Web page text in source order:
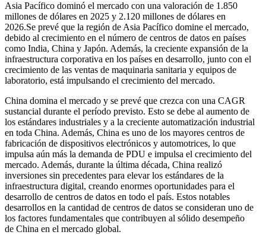
Asia Pacífico dominó el mercado con una valoración de 1.850
millones de dólares en 2025 y 2.120 millones de dólares en
2026.Se prevé que la región de Asia Pacífico domine el mercado,
debido al crecimiento en el número de centros de datos en países
como India, China y Japón. Además, la creciente expansión de la
infraestructura corporativa en los países en desarrollo, junto con el
crecimiento de las ventas de maquinaria sanitaria y equipos de
laboratorio, está impulsando el crecimiento del mercado.
China domina el mercado y se prevé que crezca con una CAGR
sustancial durante el período previsto. Esto se debe al aumento de
los estándares industriales y a la creciente automatización industrial
en toda China. Además, China es uno de los mayores centros de
fabricación de dispositivos electrónicos y automotrices, lo que
impulsa aún más la demanda de PDU e impulsa el crecimiento del
mercado. Además, durante la última década, China realizó
inversiones sin precedentes para elevar los estándares de la
infraestructura digital, creando enormes oportunidades para el
desarrollo de centros de datos en todo el país. Estos notables
desarrollos en la cantidad de centros de datos se consideran uno de
los factores fundamentales que contribuyen al sólido desempeño
de China en el mercado global.